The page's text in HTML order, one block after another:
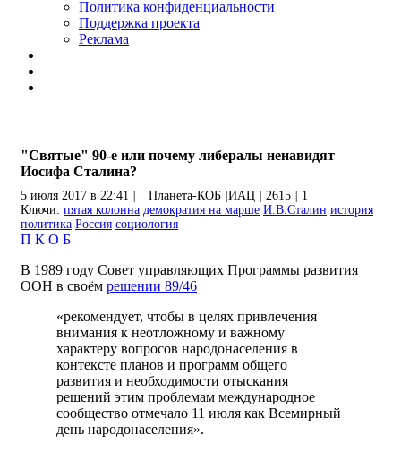
Политика конфиденциальности
Поддержка проекта
Реклама
"Святые" 90-е или почему либералы ненавидят
Иосифа Сталина?
5 июля 2017 в 22:41 Планета-КОБ ИАЦ 2615
1
Ключи: пятая колонна демократия на марше И.В.Сталин история
политика Россия социология
П К О Б
В 1989 году Совет управляющих Программы развития
ООН в своём решении 89/46
«рекомендует, чтобы в целях привлечения
внимания к неотложному и важному
характеру вопросов народонаселения в
контексте планов и программ общего
развития и необходимости отыскания
решений этим проблемам международное
сообщество отмечало 11 июля как Всемирный
день народонаселения».